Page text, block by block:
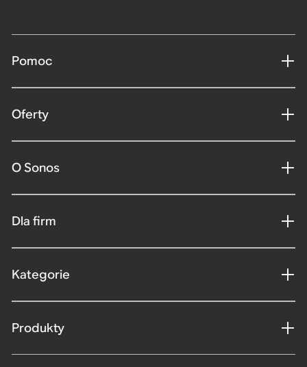
Pomoc
Oferty
O Sonos
Dla firm
Kategorie
Produkty